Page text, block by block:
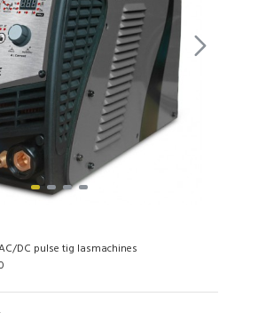
DC pulse tig lasmachines